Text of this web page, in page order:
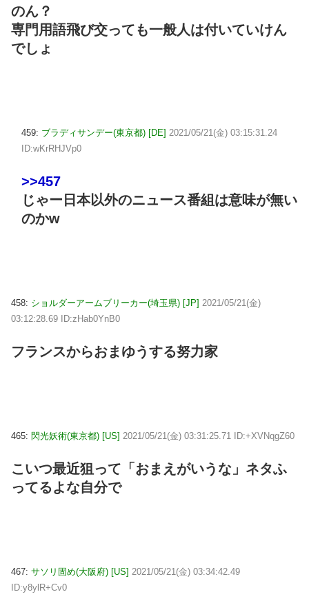
のん？
専門用語飛び交っても一般人は付いていけん
でしょ
459: ブラディサンデー(東京都) [DE] 2021/05/21(金) 03:15:31.24
ID:wKrRHJVp0
>>457
じゃー日本以外のニュース番組は意味が無い
のかw
458: ショルダーアームブリーカー(埼玉県) [JP] 2021/05/21(金)
03:12:28.69 ID:zHab0YnB0
フランスからおまゆうする努力家
465: 閃光妖術(東京都) [US] 2021/05/21(金) 03:31:25.71 ID:+XVNqgZ60
こいつ最近狙って「おまえがいうな」ネタふ
ってるよな自分で
467: サソリ固め(大阪府) [US] 2021/05/21(金) 03:34:42.49
ID:y8ylR+Cv0